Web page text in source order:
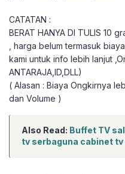
CATATAN :
BERAT HANYA DI TULIS 10
, harga belum termasuk
kami untuk info lebih lanjut
ANTARAJA,ID,DLL)
( Alasan : Biaya Ongkirnya
dan Volume )
Also Read: Buffet TV
tv serbaguna cabinet